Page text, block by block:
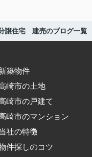
住宅 建売のブログ一覧
築物件
崎市の土地
崎市の戸建て
崎市のマンション
社の特徴
件探しのコツ